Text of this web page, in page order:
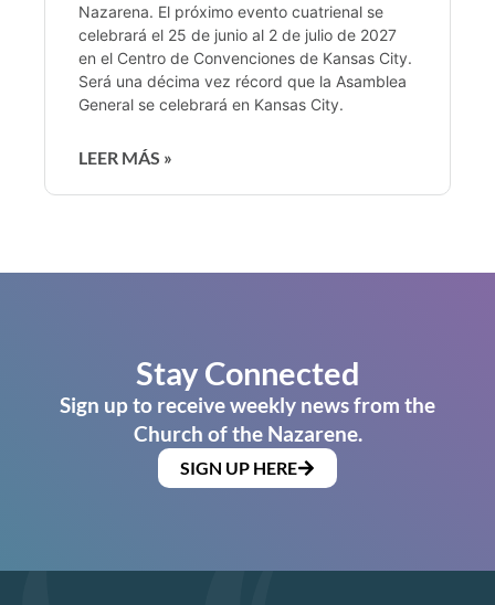
Nazarena. El próximo evento cuatrienal se
celebrará el 25 de junio al 2 de julio de 2027
en el Centro de Convenciones de Kansas City.
Será una décima vez récord que la Asamblea
General se celebrará en Kansas City.
LEER MÁS »
Stay Connected
Sign up to receive weekly news from the
Church of the Nazarene.
SIGN UP HERE